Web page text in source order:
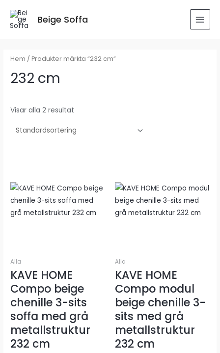
innehåll
Beige Soffa
Hem / Produkter märkta ”232 cm”
232 cm
Visar alla 2 resultat
Alla
KAVE HOME
Compo beige
chenille 3-sits
soffa med grå
metallstruktur
232 cm
Alla
KAVE HOME
Compo modul
beige chenille 3-
sits med grå
metallstruktur
232 cm